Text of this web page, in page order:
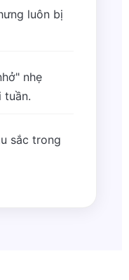
luôn bị
nhẹ
tuần.
sắc trong